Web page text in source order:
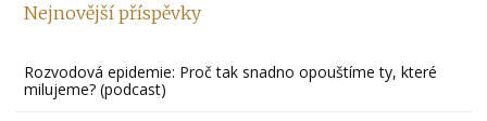
Nejnovější příspěvky
Rozvodová epidemie: Proč tak snadno opouštíme ty, které
milujeme? (podcast)